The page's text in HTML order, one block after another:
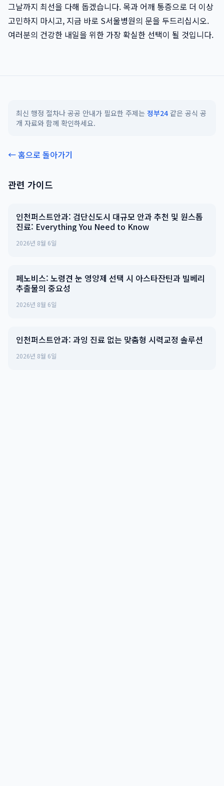
그날까지 최선을 다해 돕겠습니다. 목과 어깨 통증으로 더 이상
고민하지 마시고, 지금 바로 S서울병원의 문을 두드리십시오.
여러분의 건강한 내일을 위한 가장 확실한 선택이 될 것입니다.
최신 행정 절차나 공공 안내가 필요한 주제는 정부24 같은 공식 공
개 자료와 함께 확인하세요.
← 홈으로 돌아가기
관련 가이드
인천퍼스트안과: 검단신도시 대규모 안과 추천 및 원스톱
진료: Everything You Need to Know
2026년 8월 6일
페노비스: 노령견 눈 영양제 선택 시 아스타잔틴과 빌베리
추출물의 중요성
2026년 8월 6일
인천퍼스트안과: 과잉 진료 없는 맞춤형 시력교정 솔루션
2026년 8월 6일